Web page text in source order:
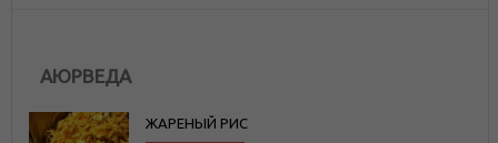
АЮРВЕДА
ЖАРЕНЫЙ РИС